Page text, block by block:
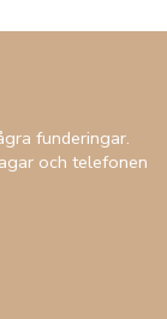
funderingar.
och telefonen